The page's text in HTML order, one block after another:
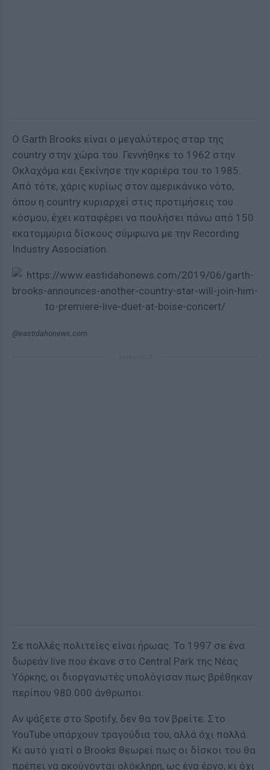
Ο Garth Brooks είναι ο μεγαλύτερος σταρ της
country στην χώρα του. Γεννήθηκε το 1962 στην
Οκλαχόμα και ξεκίνησε την καριέρα του το 1985.
Από τότε, χάρις κυρίως στον αμερικάνικο νότο,
όπου η country κυριαρχεί στις προτιμήσεις του
κόσμου, έχει καταφέρει να πουλήσει πάνω από 150
εκατομμύρια δίσκους σύμφωνα με την Recording
Industry Association.
@eastidahonews.com
Σε πολλές πολιτείες είναι ήρωας. To 1997 σε ένα
δωρεάν live που έκανε στο Central Park της Νέας
Υόρκης, οι διοργανωτές υπολόγισαν πως βρέθηκαν
περίπου 980.000 άνθρωποι.
Αν ψάξετε στο Spotify, δεν θα τον βρείτε. Στο
YouTube υπάρχουν τραγούδια του, αλλά όχι πολλά.
Κι αυτό γιατί ο Brooks θεωρεί πως οι δίσκοι του θα
πρέπει να ακούγονται ολόκληρη, ως ένα έργο, κι όχι